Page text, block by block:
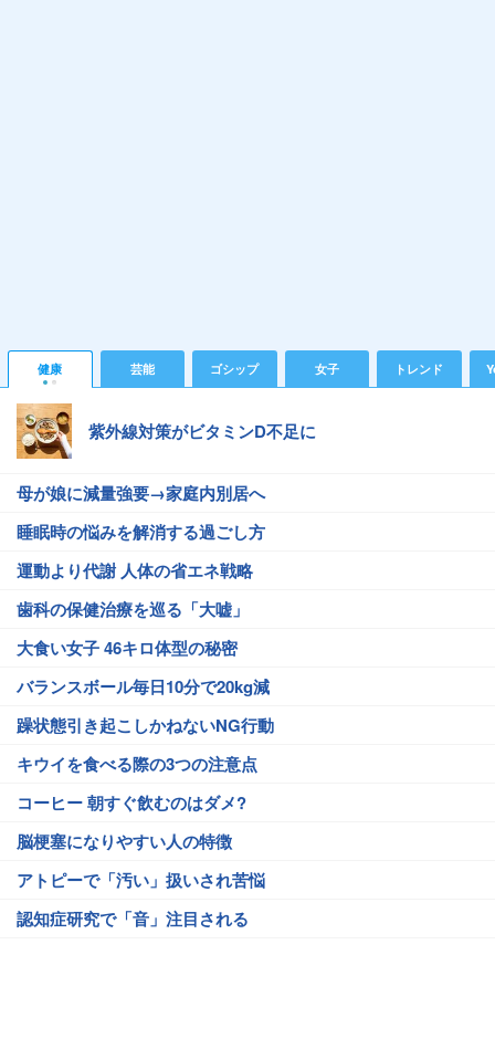
健康 芸能 ゴシップ 女子 トレンド
紫外線対策がビタミンD不足に
母が娘に減量強要→家庭内別居へ
睡眠時の悩みを解消する過ごし方
運動より代謝 人体の省エネ戦略
歯科の保健治療を巡る「大嘘」
大食い女子 46キロ体型の秘密
バランスボール毎日10分で20kg減
躁状態引き起こしかねないNG行動
キウイを食べる際の3つの注意点
コーヒー 朝すぐ飲むのはダメ?
脳梗塞になりやすい人の特徴
アトピーで「汚い」扱いされ苦悩
認知症研究で「音」注目される